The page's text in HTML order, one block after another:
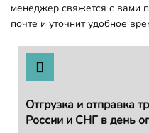
менеджер свяжется с вами
почте и уточнит удобное
Отгрузка и отправка
России и СНГ в день